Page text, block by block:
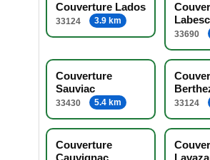
Couverture Lados
33124 3.9 km
33690
Couverture
Sauviac
33430 5.4 km 33124
Couverture
Cauvignac